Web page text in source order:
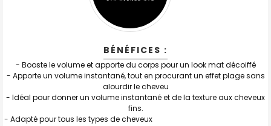
BÉNÉFICES :
- Booste le volume et apporte du corps pour un look mat décoiffé
- Apporte un volume instantané, tout en procurant un effet plage sans
alourdir le cheveu
- Idéal pour donner un volume instantané et de la texture aux cheveux
fins.
- Adapté pour tous les types de cheveux